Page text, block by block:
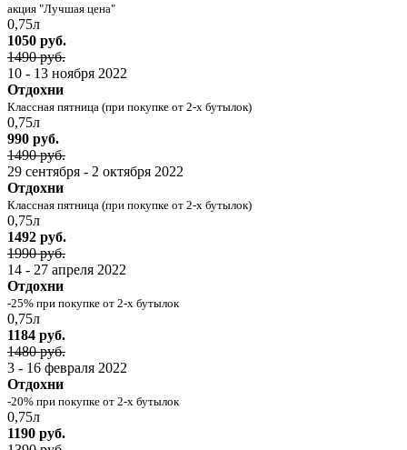
акция "Лучшая цена"
0,75л
1050 руб.
1490 руб.
10 - 13 ноября 2022
Отдохни
Классная пятница (при покупке от 2-х бутылок)
0,75л
990 руб.
1490 руб.
29 сентября - 2 октября 2022
Отдохни
Классная пятница (при покупке от 2-х бутылок)
0,75л
1492 руб.
1990 руб.
14 - 27 апреля 2022
Отдохни
-25% при покупке от 2-х бутылок
0,75л
1184 руб.
1480 руб.
3 - 16 февраля 2022
Отдохни
-20% при покупке от 2-х бутылок
0,75л
1190 руб.